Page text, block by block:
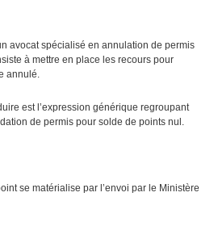
avocat spécialisé en annulation de permis
à mettre en place les recours pour
annulé.
est l’expression générique regroupant
de permis pour solde de points nul.
se matérialise par l’envoi par le Ministère